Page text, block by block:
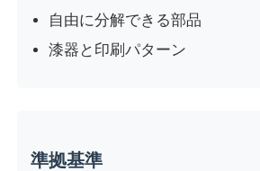
ユニバーサルテストマシン
自由に分解できる部品
漆器と印刷パターン
準拠基準